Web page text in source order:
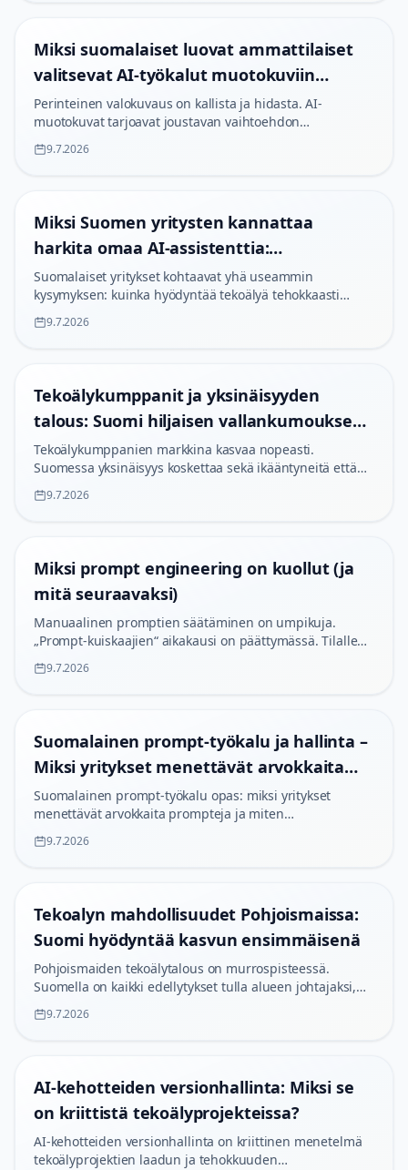
Miksi suomalaiset luovat ammattilaiset
valitsevat AI-työkalut muotokuviin
vuonna 2026
Perinteinen valokuvaus on kallista ja hidasta. AI-
muotokuvat tarjoavat joustavan vaihtoehdon
suomalaisille luoville ammattilaisille, jotka tarvitsevat
ammattimaisia kuvia useisiin eri tarkoituksiin.
9.7.2026
Miksi Suomen yritysten kannattaa
harkita omaa AI-assistenttia:
Tietosuvereniteetti ja työnkulun
optimointi vuonna 2026
Suomalaiset yritykset kohtaavat yhä useammin
kysymyksen: kuinka hyödyntää tekoälyä tehokkaasti
ilman, että arkaluonteinen data päätyy vääriin käsiin.
Itsehostattu AI ei ole pelkästään tietosuojaratkaisu, vaan
9.7.2026
Tekoälykumppanit ja yksinäisyyden
talous: Suomi hiljaisen vallankumouksen
keskiössä
Tekoälykumppanien markkina kasvaa nopeasti.
Suomessa yksinäisyys koskettaa sekä ikääntyneitä että
nuoria, mikä tekee vastuullisesta AI-kumppanuudesta
tärkeän aiheen.
9.7.2026
Miksi prompt engineering on kuollut (ja
mitä seuraavaksi)
Manuaalinen promptien säätäminen on umpikuja.
„Prompt-kuiskaajien“ aikakausi on päättymässä. Tilalle
on nousemassa tiukempi, teollisuusstandardien
mukainen kurinalaisuus: Prompt Lifecycle Management
9.7.2026
Suomalainen prompt-työkalu ja hallinta –
Miksi yritykset menettävät arvokkaita
prompteja
Suomalainen prompt-työkalu opas: miksi yritykset
menettävät arvokkaita prompteja ja miten
systemaattinen prompt-hallinta parantaa tekoälyn
tuottavuutta ja säästää kustannuksia.
9.7.2026
Tekoalyn mahdollisuudet Pohjoismaissa:
Suomi hyödyntää kasvun ensimmäisenä
Pohjoismaiden tekoälytalous on murrospisteessä.
Suomella on kaikki edellytykset tulla alueen johtajaksi,
kun yritykset panostavat prompt-standardointiin ja
tehokkaaseen tekoälyn hallintaan.
9.7.2026
AI-kehotteiden versionhallinta: Miksi se
on kriittistä tekoälyprojekteissa?
AI-kehotteiden versionhallinta on kriittinen menetelmä
tekoälyprojektien laadun ja tehokkuuden